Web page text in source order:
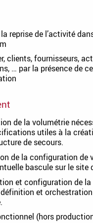
reprise de l’activité
clients, fournisseurs,
… par la présence de
de la volumétrie
utiles à la
de secours.
de la configuration de
bascule sur le site
et configuration de
définition et
(hors